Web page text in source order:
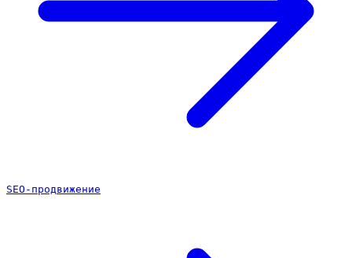
SEO-продвижение